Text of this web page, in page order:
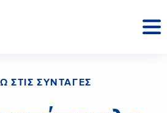
ΣΤΙΣ ΣΥΝΤΑΓΕΣ